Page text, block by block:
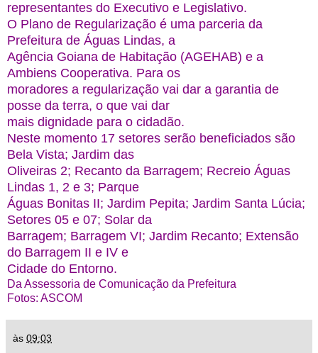
representantes do Executivo e Legislativo.
O Plano de Regularização é uma parceria da
Prefeitura de Águas Lindas, a
Agência Goiana de Habitação (AGEHAB) e a
Ambiens Cooperativa. Para os
moradores a regularização vai dar a garantia de
posse da terra, o que vai dar
mais dignidade para o cidadão.
Neste momento 17 setores serão beneficiados são
Bela Vista; Jardim das
Oliveiras 2; Recanto da Barragem; Recreio Águas
Lindas 1, 2 e 3; Parque
Águas Bonitas II; Jardim Pepita; Jardim Santa Lúcia;
Setores 05 e 07; Solar da
Barragem; Barragem VI; Jardim Recanto; Extensão
do Barragem II e IV e
Cidade do Entorno.
Da Assessoria de Comunicação da Prefeitura
Fotos: ASCOM
às 09:03